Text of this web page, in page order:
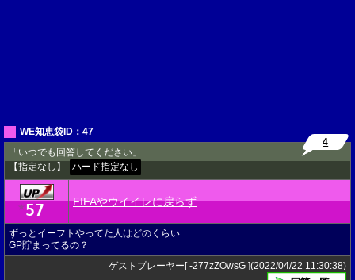
WE知恵袋ID： 47
「いつでも回答してください」
【指定なし】
ハード指定なし
4
★ 57 FIFAやウイイレに戻らず
ずっとイーフトやってた人はどのくらい
GP貯まってるの？
ゲストプレーヤー[ -277zZOwsG ](2022/04/22 11:30:38)